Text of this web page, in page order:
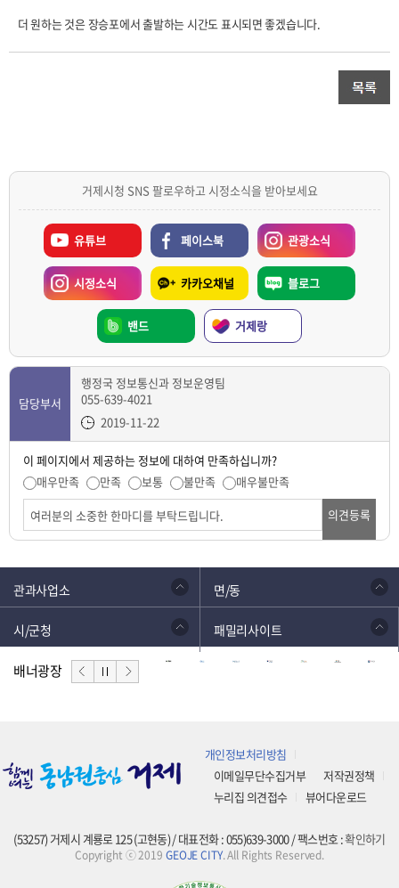
더 원하는 것은 장승포에서 출발하는 시간도 표시되면 좋겠습니다.
거제시청 SNS 팔로우하고 시정소식을 받아보세요
유튜브 페이스북 관광소식
시정소식 카카오채널 블로그
밴드 거제랑
담당부서
행정국 정보통신과 정보운영팀
055-639-4021
2019-11-22
이 페이지에서 제공하는 정보에 대하여 만족하십니까?
매우만족
만족 보통 불만족
매우불만족
의견등록
관과사업소 면/동
시/군청 패밀리사이트
배너광장
개인정보처리방침
이메일무단수집거부
저작권정책
누리집 의견접수
뷰어다운로드
(53257) 거제시 계룡로 125 (고현동) / 대표전화 : 055)639-3000 / 팩스번호 :확인하기
Copyright ⓒ 2019 GEOJE CITY. All Rights Reserved.